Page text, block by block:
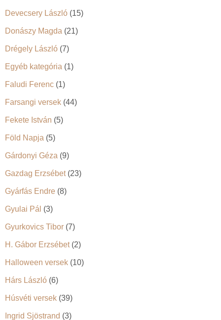
Devecsery László (15)
Donászy Magda (21)
Drégely László (7)
Egyéb kategória (1)
Faludi Ferenc (1)
Farsangi versek (44)
Fekete István (5)
Föld Napja (5)
Gárdonyi Géza (9)
Gazdag Erzsébet(23)
Gyárfás Endre (8)
Gyulai Pál (3)
Gyurkovics Tibor (7)
H. Gábor Erzsébet(2)
Halloween versek (10)
Hárs László (6)
Húsvéti versek (39)
Ingrid Sjöstrand (3)